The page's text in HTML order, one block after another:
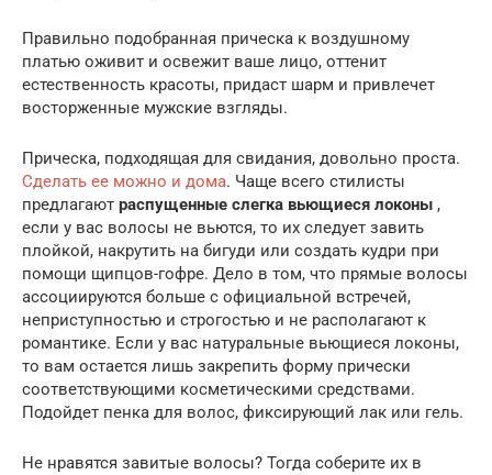
Правильно подобранная прическа к воздушному
платью оживит и освежит ваше лицо, оттенит
естественность красоты, придаст шарм и привлечет
восторженные мужские взгляды.
Прическа, подходящая для свидания, довольно проста.
Сделать ее можно и дома. Чаще всего стилисты
предлагают распущенные слегка вьющиеся локоны ,
если у вас волосы не вьются, то их следует завить
плойкой, накрутить на бигуди или создать кудри при
помощи щипцов-гофре. Дело в том, что прямые волосы
ассоциируются больше с официальной встречей,
неприступностью и строгостью и не располагают к
романтике. Если у вас натуральные вьющиеся локоны,
то вам остается лишь закрепить форму прически
соответствующими косметическими средствами.
Подойдет пенка для волос, фиксирующий лак или гель.
Не нравятся завитые волосы? Тогда соберите их в